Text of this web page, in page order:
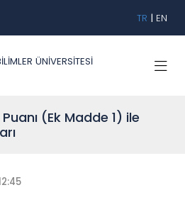
TR | EN
ÜNİVERSİTESİ
(Ek Madde 1) ile